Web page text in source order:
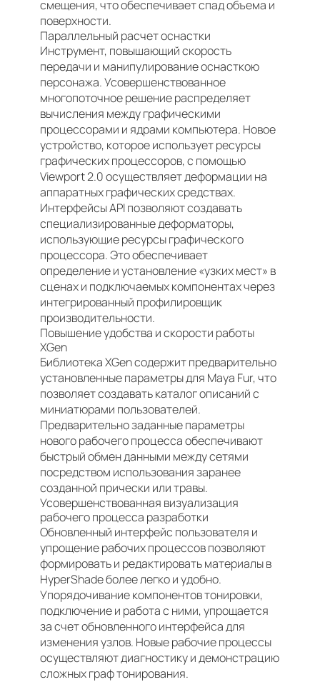
смещения, что обеспечивает спад объема и
поверхности.
Параллельный расчет оснастки
Инструмент, повышающий скорость
передачи и манипулирование оснасткою
персонажа. Усовершенствованное
многопоточное решение распределяет
вычисления между графическими
процессорами и ядрами компьютера. Новое
устройство, которое использует ресурсы
графических процессоров, с помощью
Viewport 2.0 осуществляет деформации на
аппаратных графических средствах.
Интерфейсы API позволяют создавать
специализированные деформаторы,
использующие ресурсы графического
процессора. Это обеспечивает
определение и установление «узких мест» в
сценах и подключаемых компонентах через
интегрированный профилировщик
производительности.
Повышение удобства и скорости работы
XGen
Библиотека XGen содержит предварительно
установленные параметры для Maya Fur, что
позволяет создавать каталог описаний с
миниатюрами пользователей.
Предварительно заданные параметры
нового рабочего процесса обеспечивают
быстрый обмен данными между сетями
посредством использования заранее
созданной прически или травы.
Усовершенствованная визуализация
рабочего процесса разработки
Обновленный интерфейс пользователя и
упрощение рабочих процессов позволяют
формировать и редактировать материалы в
HyperShade более легко и удобно.
Упорядочивание компонентов тонировки,
подключение и работа с ними, упрощается
за счет обновленного интерфейса для
изменения узлов. Новые рабочие процессы
осуществляют диагностику и демонстрацию
сложных граф тонирования.